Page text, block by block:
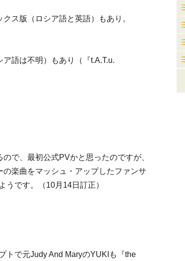
ス版（ロシア語と英語）もあり。
語は不明）もあり（『t.A.T.u.
で、最初公式PVかと思ったのですが、
楽曲をマッシュ・アップしたファンサ
うです。（10月14日訂正）
トで元Judy And MaryのYUKIも『the